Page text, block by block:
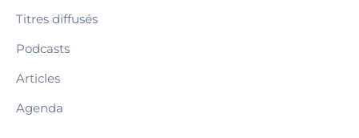
Titres diffusés
Podcasts
Articles
Agenda